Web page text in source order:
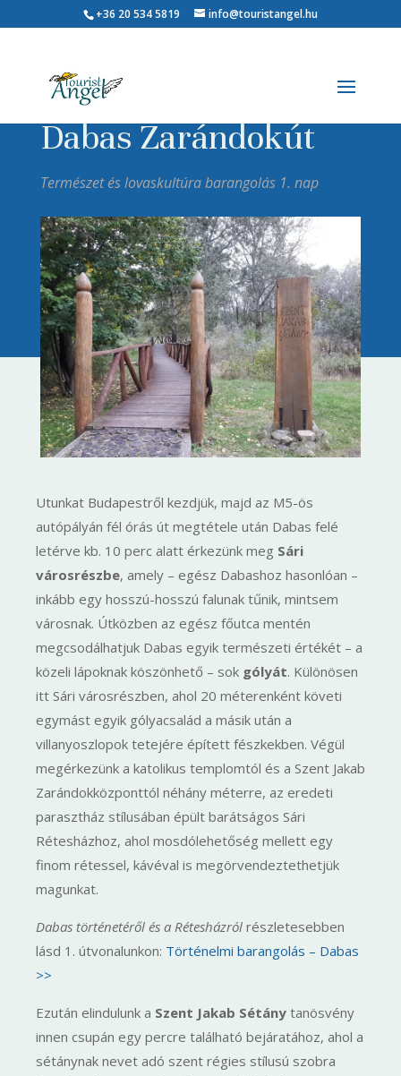
+36 20 534 5819 info@touristangel.hu
Dabas Zarándokút
Természet és lovaskultúra barangolás 1. nap
Utunkat Budapestről kezdjük, majd az M5-ös
autópályán fél órás út megtétele után Dabas felé
letérve kb. 10 perc alatt érkezünk meg Sári
városrészbe, amely – egész Dabashoz hasonlóan –
inkább egy hosszú-hosszú falunak tűnik, mintsem
városnak. Útközben az egész főutca mentén
megcsodálhatjuk Dabas egyik természeti értékét – a
közeli lápoknak köszönhető – sok gólyát. Különösen
itt Sári városrészben, ahol 20 méterenként követi
egymást egyik gólyacsalád a másik után a
villanyoszlopok tetejére épített fészkekben. Végül
megérkezünk a katolikus templomtól és a Szent Jakab
Zarándokközponttól néhány méterre, az eredeti
parasztház stílusában épült barátságos Sári
Rétesházhoz, ahol mosdólehetőség mellett egy
finom rétessel, kávéval is megörvendeztethetjük
magunkat.
Dabas történetéről és a Rétesházról részletesebben
lásd 1. útvonalunkon: Történelmi barangolás – Dabas
>>
Ezután elindulunk a Szent Jakab Sétány tanösvény
innen csupán egy percre található bejáratához, ahol a
sétánynak nevet adó szent régies stílusú szobra